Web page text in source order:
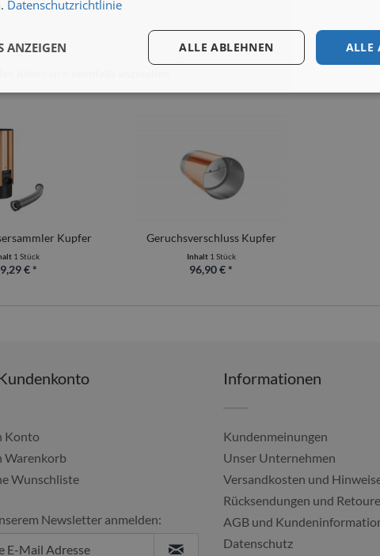
Kupfer
1 Stück
€ *
Geruchsverschluss Kupfer
Inhalt 1 Stück
96,90 € *
Konto
Warenkorb
Wunschliste
Newsletter anmelden:
Informationen
Kundenmeinungen
Unser Unternehmen
Versandkosten und
Rücksendungen und
AGB und
Datenschutz
Alles gut geklappt,
Ulf,
Datenschutzrichtlinie
ALLE
ALLE ABLEHNEN
ANZEIGEN